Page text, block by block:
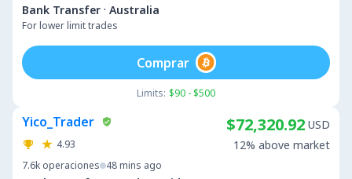
Bank Transfer · Australia
For lower limit trades
Limits: $90 - $500
Comprar
Yico_Trader
4.93
7.6k operaciones 48 mins ago
$72,320.92 USD
12% above market